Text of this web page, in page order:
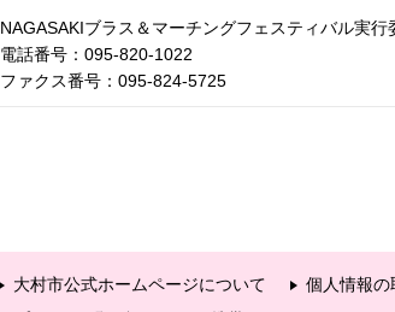
NAGASAKIブラス＆マーチングフェスティバル実行
電話番号：095-820-1022
ファクス番号：095-824-5725
大村市公式ホームページについて 個人情報の